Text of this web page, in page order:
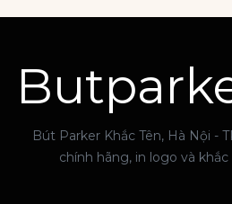
Bút Parker Khắc Tên, Hà Nội -
chính hãng, in logo và